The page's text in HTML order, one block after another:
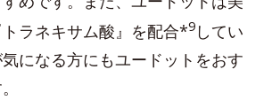
ラネキサム酸』を配合*9 してい
になる方にもユードットをおす